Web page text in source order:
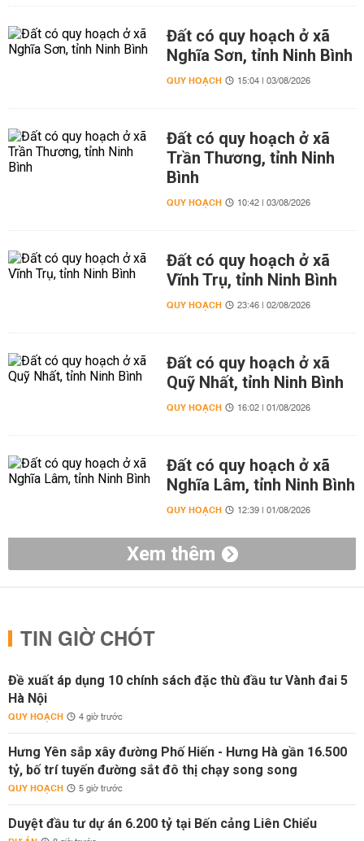
Đất có quy hoạch ở xã
Nghĩa Sơn, tỉnh Ninh Bình
QUY HOẠCH 15:04 | 03/08/2026
Đất có quy hoạch ở xã
Trần Thương, tỉnh Ninh
Bình
QUY HOẠCH 10:42 | 03/08/2026
Đất có quy hoạch ở xã
Vĩnh Trụ, tỉnh Ninh Bình
QUY HOẠCH 23:46 | 02/08/2026
Đất có quy hoạch ở xã
Quỹ Nhất, tỉnh Ninh Bình
QUY HOẠCH 16:02 | 01/08/2026
Đất có quy hoạch ở xã
Nghĩa Lâm, tỉnh Ninh Bình
QUY HOẠCH 12:39 | 01/08/2026
Xem thêm
TIN GIỜ CHÓT
Đề xuất áp dụng 10 chính sách đặc thù đầu tư Vành đai 5
Hà Nội
QUY HOẠCH 4 giờ trước
Hưng Yên sắp xây đường Phố Hiến - Hưng Hà gần 16.500
tỷ, bố trí tuyến đường sắt đô thị chạy song song
QUY HOẠCH 5 giờ trước
Duyệt đầu tư dự án 6.200 tỷ tại Bến cảng Liên Chiểu